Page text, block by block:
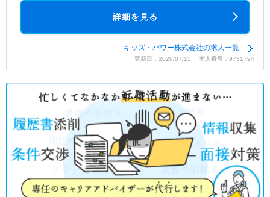
詳細を見る
キッズ・パワー株式会社の求人一覧
更新日：2026/07/15 求人番号：9731794